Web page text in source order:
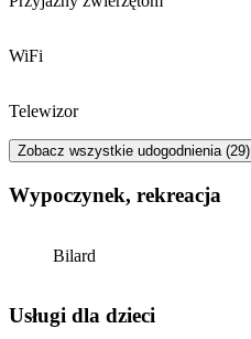
WiFi
Telewizor
Zobacz wszystkie udogodnienia (29)
Wypoczynek, rekreacja
Bilard
usługi dla dzieci